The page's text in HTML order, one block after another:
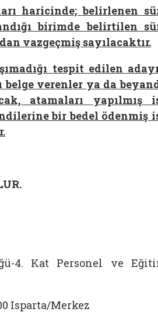
haricinde; belirlenen
birimde belirtilen
vazgeçmiş sayılacaktır.
tespit edilen
verenler ya da
atamaları yapılmış
bir bedel ödenmiş
4. Kat Personel ve
Isparta/Merkez